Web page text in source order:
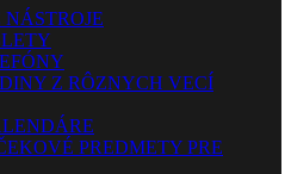
Z RÔZNYCH VECÍ
PREDMETY PRE